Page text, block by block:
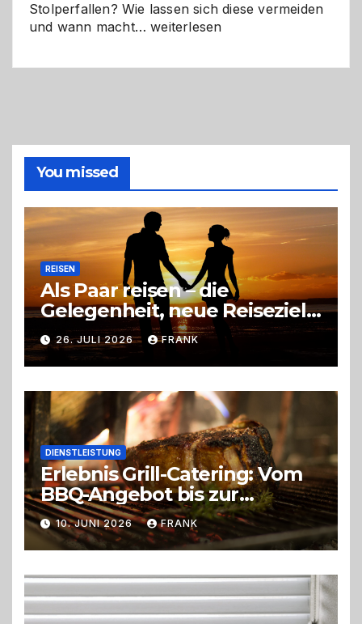
Stolperfallen? Wie lassen sich diese vermeiden
und wann macht…Selber
richtige
Entscheidung
weiterlesen
You missed
REISEN
Als Paar reisen – die
Gelegenheit, neue Reiseziele
zu entdecken
26. JULI 2026 FRANK
DIENSTLEISTUNG
Erlebnis Grill-Catering: Vom
BBQ-Angebot bis zur
perfekten Eventorganisation
Trend zu Outdoor-Events,
Erlebnisgastronomie und
Live-Cooking
10. JUNI 2026 FRANK